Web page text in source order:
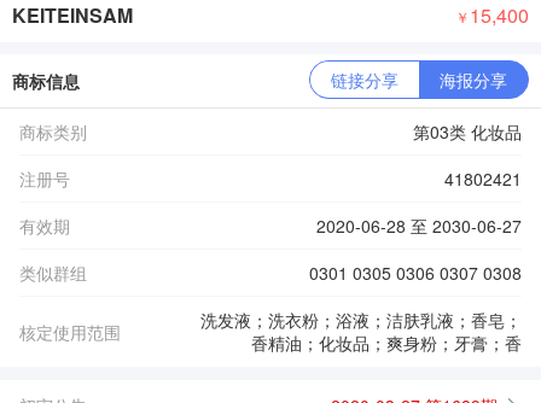
KEITEINSAM ￥ 15,400
商标信息 链接分享 海报分享
商标类别
第03类 化妆品
注册号
41802421
有效期
2020-06-28 至 2030-06-27
类似群组
0301 0305 0306 0307 0308
核定使用范围
洗发液；洗衣粉；浴液；洁肤乳液；香皂；
香精油；化妆品；爽身粉；牙膏；香